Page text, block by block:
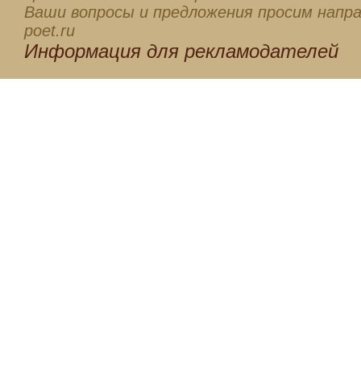
Ваши вопросы и предложения просим
poet.ru
Информация для рекламодателей